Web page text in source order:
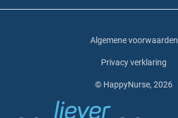
Algemene voorwaarden
Privacy verklaring
© HappyNurse, 2026